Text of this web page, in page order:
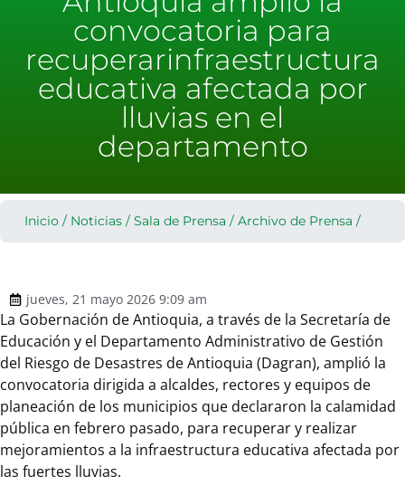
convocatoria para
recuperarinfraestructura
educativa afectada por
lluvias en el
departamento
Inicio / Noticias / Sala de Prensa / Archivo de Prensa /
jueves, 21 mayo 2026 9:09 am
La Gobernación de Antioquia, a través de la Secretaría de
Educación y el Departamento Administrativo de Gestión
del Riesgo de Desastres de Antioquia (Dagran), amplió la
convocatoria dirigida a alcaldes, rectores y equipos de
planeación de los municipios que declararon la calamidad
pública en febrero pasado, para recuperar y realizar
mejoramientos a la infraestructura educativa afectada por
las fuertes lluvias.